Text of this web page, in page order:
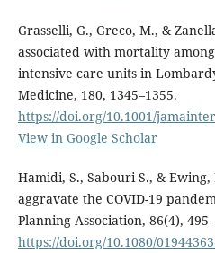
Grasselli, G., Greco, M., &
associated with mortality
intensive care units in
Medicine, 180, 1345–1355.
https://doi.org/10.1001/
View in Google Scholar
Hamidi, S., Sabouri S., & Ewing,
aggravate the COVID-19
Planning Association, 86(4),
https://doi.org/10.1080/